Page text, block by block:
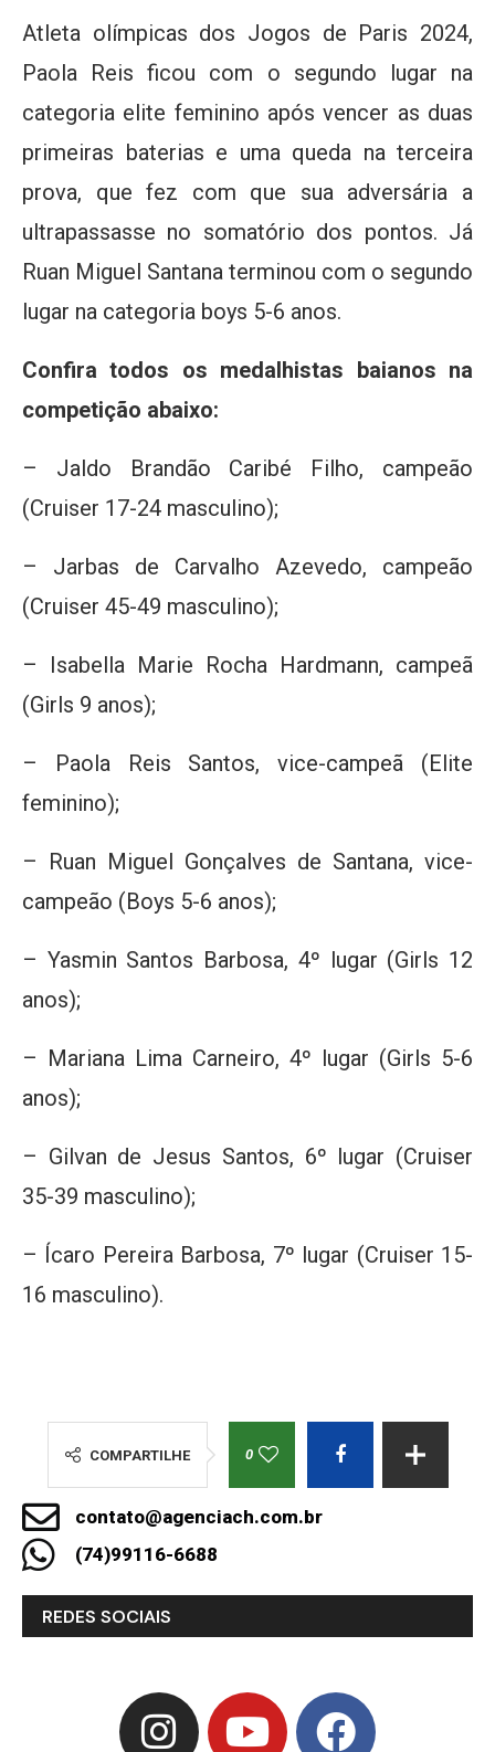
Atleta olímpicas dos Jogos de Paris 2024,
Paola Reis ficou com o segundo lugar na
categoria elite feminino após vencer as duas
primeiras baterias e uma queda na terceira
prova, que fez com que sua adversária a
ultrapassasse no somatório dos pontos. Já
Ruan Miguel Santana terminou com o segundo
lugar na categoria boys 5-6 anos.
Confira todos os medalhistas baianos na
competição abaixo:
– Jaldo Brandão Caribé Filho, campeão
(Cruiser 17-24 masculino);
– Jarbas de Carvalho Azevedo, campeão
(Cruiser 45-49 masculino);
– Isabella Marie Rocha Hardmann, campeã
(Girls 9 anos);
– Paola Reis Santos, vice-campeã (Elite
feminino);
– Ruan Miguel Gonçalves de Santana, vice-
campeão (Boys 5-6 anos);
– Yasmin Santos Barbosa, 4º lugar (Girls 12
anos);
– Mariana Lima Carneiro, 4º lugar (Girls 5-6
anos);
– Gilvan de Jesus Santos, 6º lugar (Cruiser
35-39 masculino);
– Ícaro Pereira Barbosa, 7º lugar (Cruiser 15-
16 masculino).
COMPARTILHE 0
contato@agenciach.com.br
(74)99116-6688
REDES SOCIAIS